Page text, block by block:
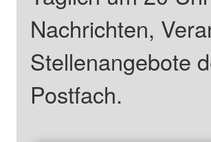
Nachrichten,
Stellenangebote
Postfach.